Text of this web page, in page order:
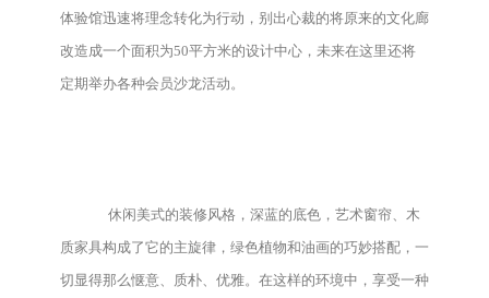
体验馆迅速将理念转化为行动，别出心裁的将原来的文化廊
改造成一个面积为50平方米的设计中心，未来在这里还将
定期举办各种会员沙龙活动。
休闲美式的装修风格，深蓝的底色，艺术窗帘、木
质家具构成了它的主旋律，绿色植物和油画的巧妙搭配，一
切显得那么惬意、质朴、优雅。在这样的环境中，享受一种